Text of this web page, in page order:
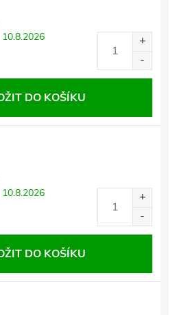
10.8.2026
DO KOŠÍKU
10.8.2026
DO KOŠÍKU